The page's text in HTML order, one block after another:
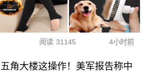
阅读 31145 4小时前
五角大楼这操作！美军报告称中